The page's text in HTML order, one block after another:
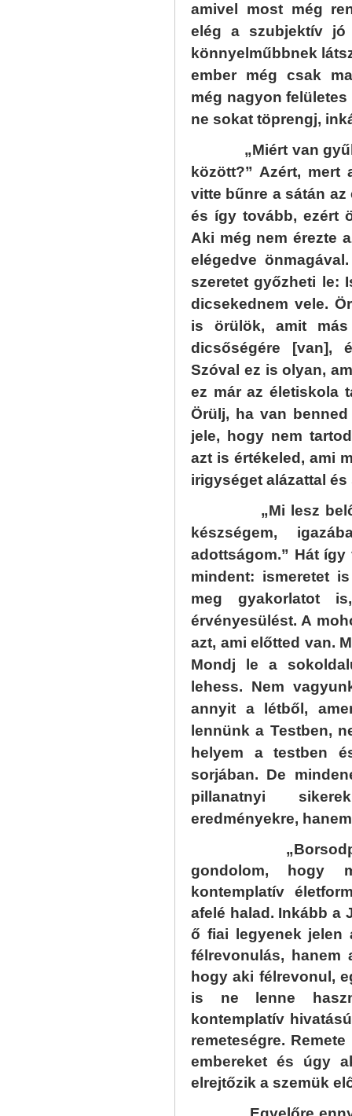
amivel most még
elég a szubjektív
könnyelműbbnek
ember még csak
még nagyon
ne sokat töprengj,
„Miért van
között?” Azért,
vitte bűnre a sátán az
és így tovább, ezért
Aki még nem érezte
elégedve
szeretet győzheti le:
dicsekednem vele.
is örülök, amit
dicsőségére [van],
Szóval ez is olyan,
ez már az életiskola
Örülj, ha van
jele, hogy nem
azt is értékeled, ami
irigységet alázattal és
„Mi lesz
készségem,
adottságom.” Hát
mindent: ismeretet
meg gyakorlatot
érvényesülést. A
azt, ami előtted van.
Mondj le a
lehess. Nem
annyit a létből,
lennünk a Testben,
helyem a testben
sorjában. De
pillanatnyi
eredményekre,
gondolom, hogy
kontemplatív
afelé halad. Inkább a
ő fiai legyenek jelen
félrevonulás, hanem
hogy aki félrevonul,
is ne lenne
kontemplatív
remeteségre.
embereket és úgy
elrejtőzik a szemük